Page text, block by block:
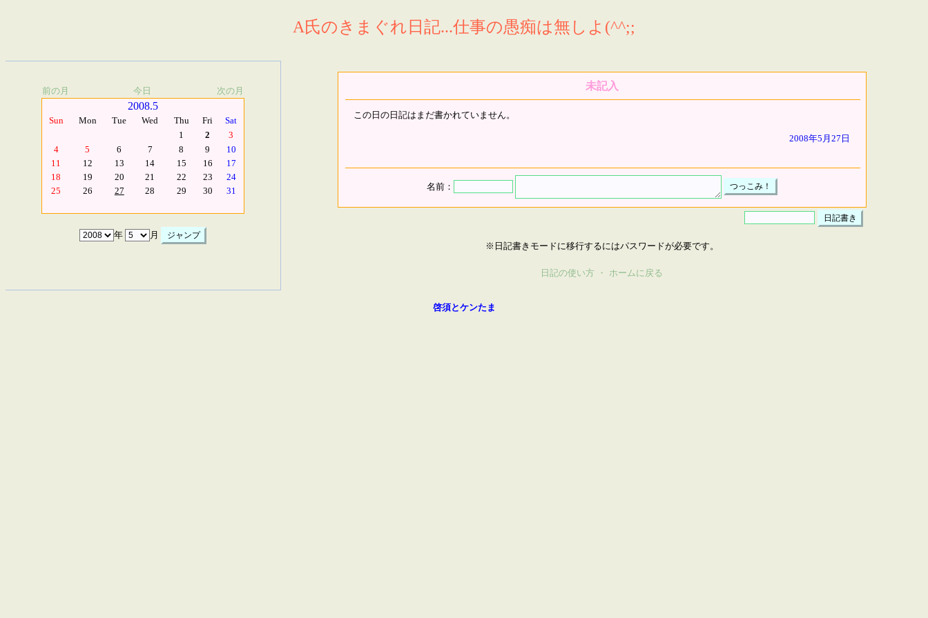
A氏のきまぐれ日記...仕事の愚痴は無しよ(^^;;
前の月 今日 次の月
2008.5
Sun Mon Tue Wed Thu Fri
Sat
1
2
3
4
5 6 7 8 9
10
11
12 13 14 15 16
17
18
19 20 21 22 23
24
25
26 27 28 29 30 31
年 月
未記入
この日の日記はまだ書かれていません。
2008年5月27日
名前：
※日記書きモードに移行するにはパスワードが必要です。
日記の使い方 ・ ホームに戻る
啓須とケンたま